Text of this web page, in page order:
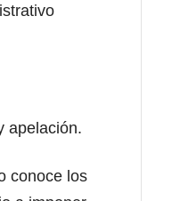
apelación.
conoce los